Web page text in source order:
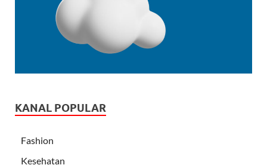
KANAL POPULAR
Fashion
Kesehatan